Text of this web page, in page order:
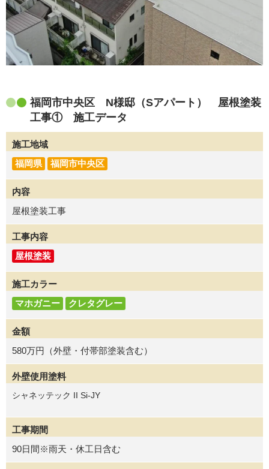
福岡市中央区 N様邸（Sアパート） 屋根塗装
工事① 施工データ
施工地域
福岡県
福岡市中央区
内容
屋根塗装工事
工事内容
屋根塗装
施工カラー
マホガニー
クレタグレー
金額
580万円（外壁・付帯部塗装含む）
外壁使用塗料
シャネッテック II Si-JY
工事期間
90日間※雨天・休工日含む